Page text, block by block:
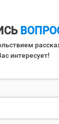
интересует!